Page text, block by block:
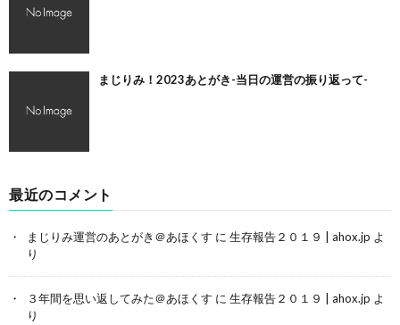
まじりみ！2023あとがき-当日の運営の振り返って-
最近のコメント
まじりみ運営のあとがき＠あほくす に 生存報告２０１９ | ahox.jp よ
り
３年間を思い返してみた＠あほくす に 生存報告２０１９ | ahox.jp よ
り